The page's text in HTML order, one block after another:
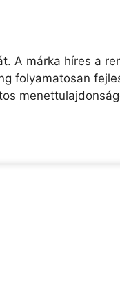
A márka híres a
folyamatosan